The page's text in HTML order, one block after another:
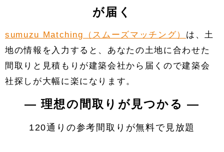
が届く
sumuzu Matching（スムーズマッチング） は、土
地の情報を入力すると、あなたの土地に合わせた
間取りと見積もりが建築会社から届くので建築会
社探しが大幅に楽になります。
― 理想の間取りが見つかる ―
120通りの参考間取りが無料で見放題